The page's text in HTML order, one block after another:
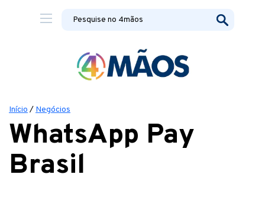
Início / Negócios
WhatsApp Pay
Brasil